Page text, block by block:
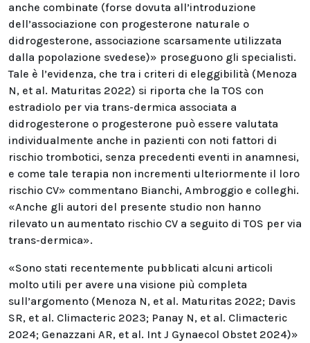
anche combinate (forse dovuta all’introduzione
dell’associazione con progesterone naturale o
didrogesterone, associazione scarsamente utilizzata
dalla popolazione svedese)» proseguono gli specialisti.
Tale è l’evidenza, che tra i criteri di eleggibilità (Menoza
N, et al. Maturitas 2022) si riporta che la TOS con
estradiolo per via trans-dermica associata a
didrogesterone o progesterone può essere valutata
individualmente anche in pazienti con noti fattori di
rischio trombotici, senza precedenti eventi in anamnesi,
e come tale terapia non incrementi ulteriormente il loro
rischio CV» commentano Bianchi, Ambroggio e colleghi.
«Anche gli autori del presente studio non hanno
rilevato un aumentato rischio CV a seguito di TOS per via
trans-dermica».
«Sono stati recentemente pubblicati alcuni articoli
molto utili per avere una visione più completa
sull’argomento (Menoza N, et al. Maturitas 2022; Davis
SR, et al. Climacteric 2023; Panay N, et al. Climacteric
2024; Genazzani AR, et al. Int J Gynaecol Obstet 2024)»